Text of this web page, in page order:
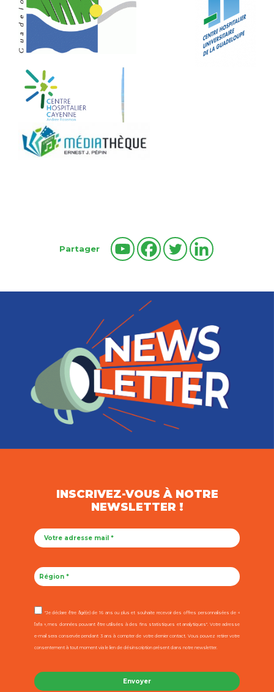
Partager
INSCRIVEZ-VOUS À NOTRE
NEWSLETTER !
"Je déclare être âgé(e) de 16 ans ou plus et souhaite recevoir des offres personnalisées de «
l’afa », mes données pouvant être utilisées à des fins statistiques et analytiques". Votre adresse
e-mail sera conservée pendant 3 ans à compter de votre dernier contact. Vous pouvez retirer votre
consentement à tout moment via le lien de désinscription présent dans notre newsletter.